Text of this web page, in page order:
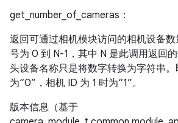
get_number_of_cameras：
返回可通过相机模块访问的相机设备
号为 0 到 N-1，其中 N 是此调用返回
头设备名称只是将数字转换为字符串
为“0”，相机 ID 为 1 时为“1”。
版本信息（基于